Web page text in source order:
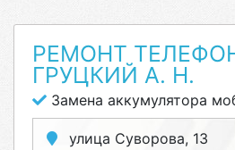
РЕМОНТ
ГРУЦКИЙ А. Н.
Замена аккумулятора
улица Суворова, 13